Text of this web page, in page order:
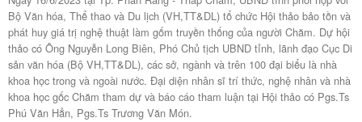
Bộ Văn hóa, Thể thao và Du lịch (VH,TT&DL) tổ chức Hội thảo bảo tồn và
phát huy giá trị nghệ thuật làm gốm truyền thống của người Chăm. Dự hội
thảo có Ông Nguyễn Long Biên, Phó Chủ tịch UBND tỉnh, lãnh đạo Cục Di
sản văn hóa (Bộ VH,TT&DL), các sở, ngành và trên 100 đại biểu là nhà
khoa học trong và ngoài nước. Đại diện nhân sĩ trí thức, nghệ nhân và nhà
khoa học gốc Chăm tham dự và báo cáo tham luận tại Hội thảo có Pgs.Ts
Phú Văn Hẳn, Pgs.Ts Trương Văn Món.